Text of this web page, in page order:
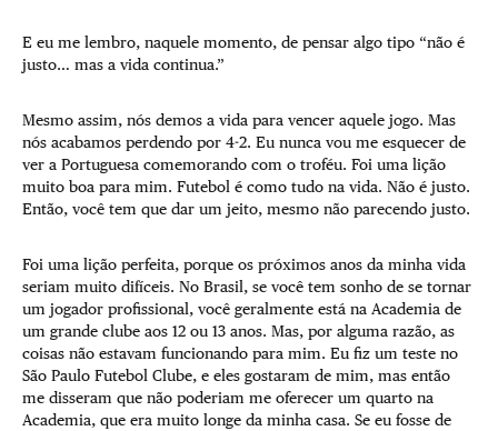
E eu me lembro, naquele momento, de pensar algo tipo “não é
justo… mas a vida continua.”
Mesmo assim, nós demos a vida para vencer aquele jogo. Mas
nós acabamos perdendo por 4-2. Eu nunca vou me esquecer de
ver a Portuguesa comemorando com o troféu. Foi uma lição
muito boa para mim. Futebol é como tudo na vida. Não é justo.
Então, você tem que dar um jeito, mesmo não parecendo justo.
Foi uma lição perfeita, porque os próximos anos da minha vida
seriam muito difíceis. No Brasil, se você tem sonho de se tornar
um jogador profissional, você geralmente está na Academia de
um grande clube aos 12 ou 13 anos. Mas, por alguma razão, as
coisas não estavam funcionando para mim. Eu fiz um teste no
São Paulo Futebol Clube, e eles gostaram de mim, mas então
me disseram que não poderiam me oferecer um quarto na
Academia, que era muito longe da minha casa. Se eu fosse de